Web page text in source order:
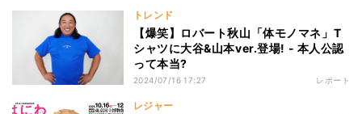
トレンド
【爆笑】ロバート秋山「体モノマネ」T
シャツに大谷&山本ver.登場! - 本人公認
って本当?
2024/07/16 17:27 レポート
レジャー